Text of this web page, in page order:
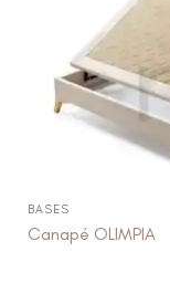
BASES
Canapé OLIMPIA